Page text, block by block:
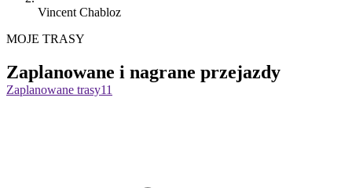
Vincent Chabloz
MOJE TRASY
Zaplanowane i nagrane przejazdy
Zaplanowane trasy11